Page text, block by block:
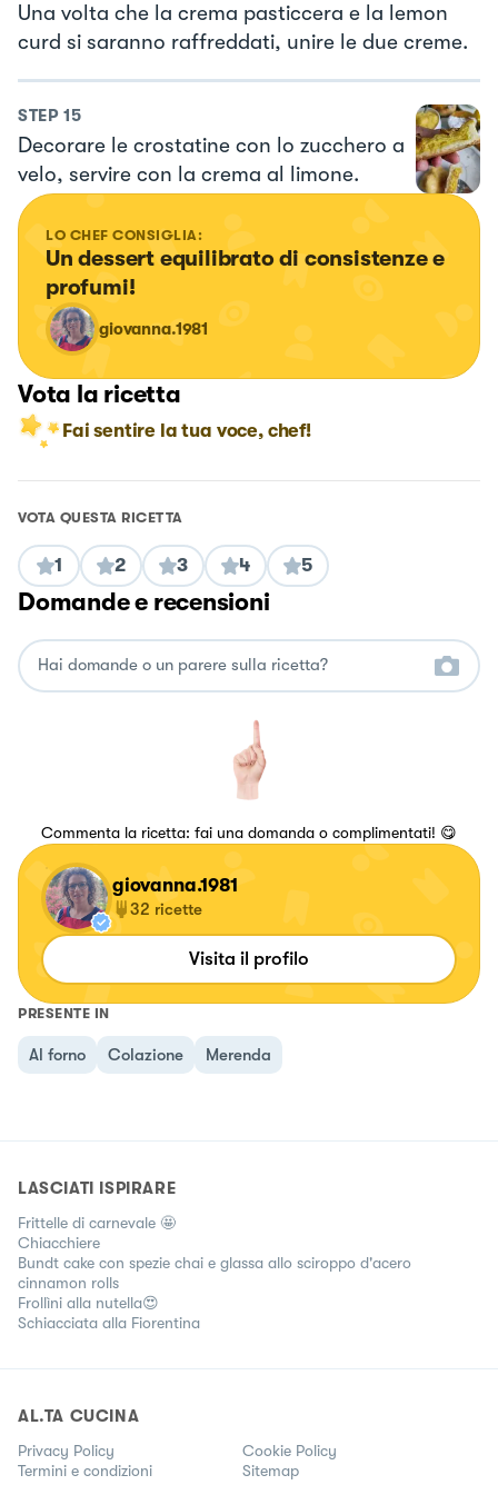
Una volta che la crema pasticcera e la lemon
curd si saranno raffreddati, unire le due creme.
STEP 15
Decorare le crostatine con lo zucchero a
velo, servire con la crema al limone.
LO CHEF CONSIGLIA:
Un dessert equilibrato di consistenze e
profumi!
giovanna.1981
Vota la ricetta
Fai sentire la tua voce, chef!
VOTA QUESTA RICETTA
1 2 3 4 5
Domande e recensioni
Commenta la ricetta: fai una domanda o complimentati! 😋
giovanna.1981
32 ricette
Visita il profilo
PRESENTE IN
Al forno Colazione Merenda
LASCIATI ISPIRARE
Frittelle di carnevale 🤩
Chiacchiere
Bundt cake con spezie chai e glassa allo sciroppo d'acero
cinnamon rolls
Frollìni alla nutella😍
Schiacciata alla Fiorentina
AL.TA CUCINA
Privacy Policy
Cookie Policy
Termini e condizioni
Sitemap